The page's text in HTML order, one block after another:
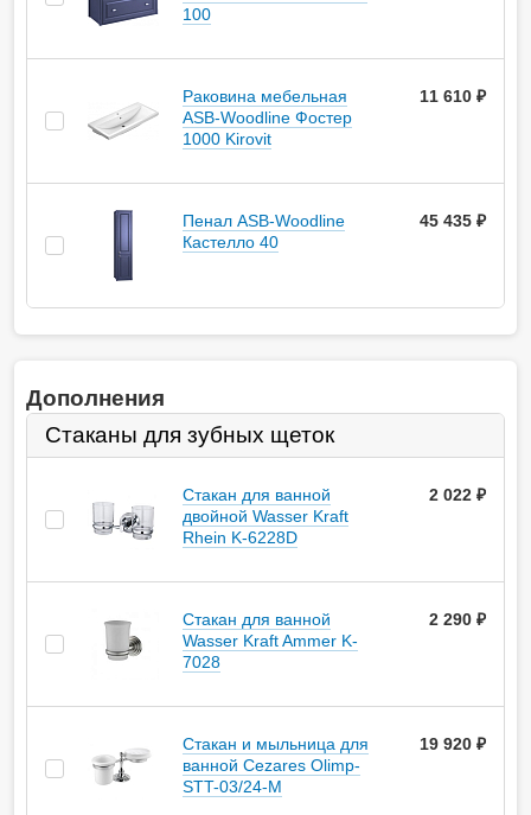
100
Раковина мебельная
ASB-Woodline Фостер
1000 Kirovit
11 610 ₽
Пенал ASB-Woodline
Кастелло 40
45 435 ₽
Дополнения
Стаканы для зубных щеток
Стакан для ванной
двойной Wasser Kraft
Rhein K-6228D
2 022
Стакан для ванной
Wasser Kraft Ammer K-
7028
2 290
Стакан и мыльница для
ванной Cezares Olimp-
STT-03/24-M
19 920